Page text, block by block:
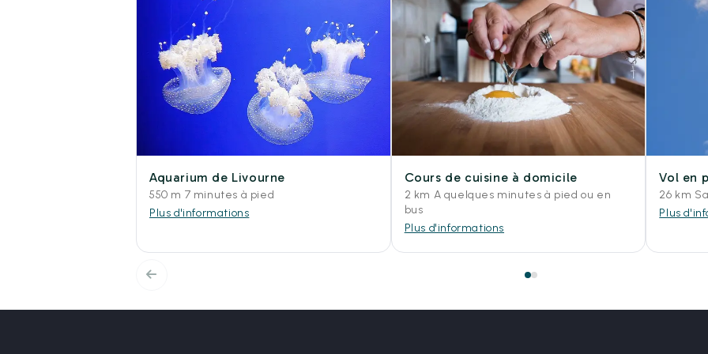
Aquarium de Livourne
550 m 7 minutes à pied
Plus d'informations
Cours de cuisine à domicile
2 km A quelques minutes à pied ou en
bus
Plus d'informations
Vol en
26 km
Plus